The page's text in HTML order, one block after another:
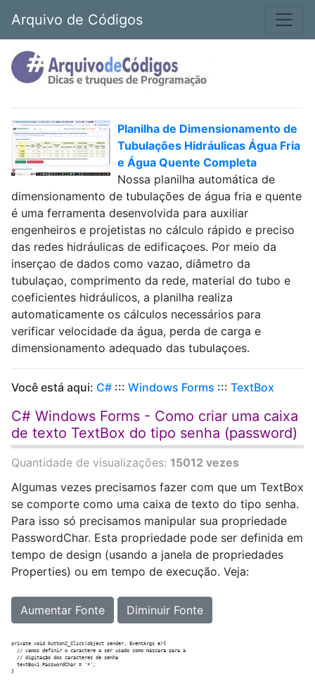
Arquivo de Códigos
Planilha de Dimensionamento de
Tubulações Hidráulicas Água Fria
e Água Quente Completa
Nossa planilha automática de
dimensionamento de tubulações de água fria e quente
é uma ferramenta desenvolvida para auxiliar
engenheiros e projetistas no cálculo rápido e preciso
das redes hidráulicas de edificaçoes. Por meio da
inserçao de dados como vazao, diâmetro da
tubulaçao, comprimento da rede, material do tubo e
coeficientes hidráulicos, a planilha realiza
automaticamente os cálculos necessários para
verificar velocidade da água, perda de carga e
dimensionamento adequado das tubulaçoes.
Você está aqui: C# ::: Windows Forms ::: TextBox
C# Windows Forms - Como criar uma caixa
de texto TextBox do tipo senha (password)
Quantidade de visualizações: 15012 vezes
Algumas vezes precisamos fazer com que um TextBox
se comporte como uma caixa de texto do tipo senha.
Para isso só precisamos manipular sua propriedade
PasswordChar. Esta propriedade pode ser definida em
tempo de design (usando a janela de propriedades
Properties) ou em tempo de execução. Veja:
Aumentar Fonte Diminuir Fonte
private void button2_Click(object sender, EventArgs e){
  // vamos definir o caractere a ser usado como máscara para a
  // digitação dos caracteres de senha
  textBox1.PasswordChar = '*';